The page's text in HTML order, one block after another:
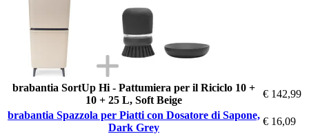
brabantia SortUp Hi - Pattumiera per il Riciclo 10 +
10 + 25 L, Soft Beige
€ 142,99
brabantia Spazzola per Piatti con Dosatore di Sapone,
Dark Grey
€ 16,09